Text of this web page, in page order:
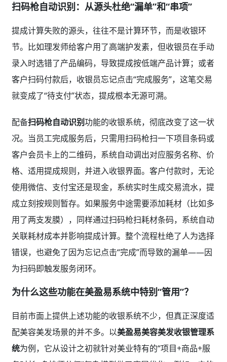
扫码枪自动识别：从源头杜绝“漏单”和“串项”
提成计算失败的源头，往往不是计算环节，而是收银环
节。比如理发师给客户用了高端护发素，但收银员在手动
录入时选错了产品编码，导致提成按低端产品计算；或者
客户扫码付款后，收银员忘记点击“完成服务”，这笔交易
就变成了“待支付”状态，提成根本无源可溯。
配备扫码枪自动识别功能的收银系统，彻底改变了这一状
况。当员工完成服务后，只需用扫码枪扫一下项目条码或
客户会员卡上的二维码，系统自动调出对应服务名称、价
格、适用提成规则，并进入收银界面。客户付款时，无论
使用微信、支付宝还是现金，系统实时生成交易流水，提
成立刻按规则暂存。如果服务中途需要添加耗材（比如多
用了两支发膜），同样通过扫码枪扫耗材条码，系统自动
关联耗材成本并影响提成计算。整个流程杜绝了人为选择
错误，也避免了因为忘记点击“完成”而导致的漏单——因
为扫码即触发服务闭环。
为什么这些功能在美盈易系统中特别“管用”？
目前市面上提供上述功能的收银系统不少，但真正深度适
配美容美发场景的并不多。以美盈易美容美发收银管理系
统为例，它从设计之初就针对美业特有的“项目+商品+服